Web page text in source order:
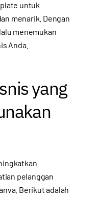
untuk
menarik. Dengan
menemukan
Anda.
yang
pelanggan
Berikut adalah